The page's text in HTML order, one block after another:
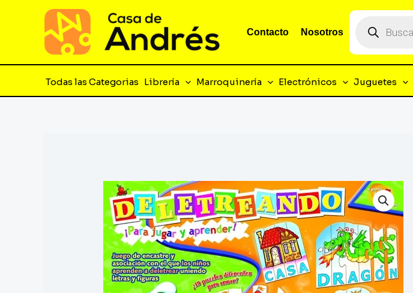
contenido
Contacto Nosotros
productos
Todas las Categorias Librería Marroquinería Electrónicos Juguetes